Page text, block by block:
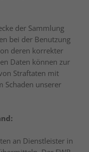
der Sammlung
bei der Benutzung
deren korrekter
Daten können zur
Straftaten mit
Schaden unserer
an Dienstleister in